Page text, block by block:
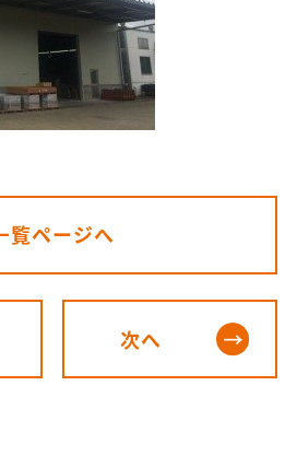
覧ページへ
次へ